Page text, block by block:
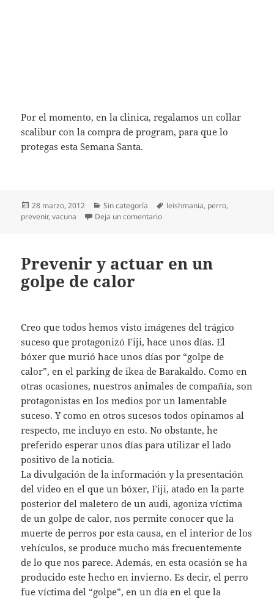
Por el momento, en la clinica, regalamos un collar
scalibur con la compra de program, para que lo
protegas esta Semana Santa.
Publicado
el
28 marzo, 2012 Categorías
Sin categoría Etiquetas
leishmania, perro,
prevenir,vacuna Deja un comentarioen Debo proteger a mi perro
Prevenir y actuar en un
golpe de calor
Creo que todos hemos visto imágenes del trágico
suceso que protagonizó Fiji, hace unos días. El
bóxer que murió hace unos días por “golpe de
calor”, en el parking de ikea de Barakaldo. Como en
otras ocasiones, nuestros animales de compañía, son
protagonistas en los medios por un lamentable
suceso. Y como en otros sucesos todos opinamos al
respecto, me incluyo en esto. No obstante, he
preferido esperar unos días para utilizar el lado
positivo de la noticia.
La divulgación de la información y la presentación
del video en el que un bóxer, Fiji, atado en la parte
posterior del maletero de un audi, agoniza víctima
de un golpe de calor, nos permite conocer que la
muerte de perros por esta causa, en el interior de los
vehículos, se produce mucho más frecuentemente
de lo que nos parece. Además, en esta ocasión se ha
producido este hecho en invierno. Es decir, el perro
fue víctima del “golpe”, en un día en el que la